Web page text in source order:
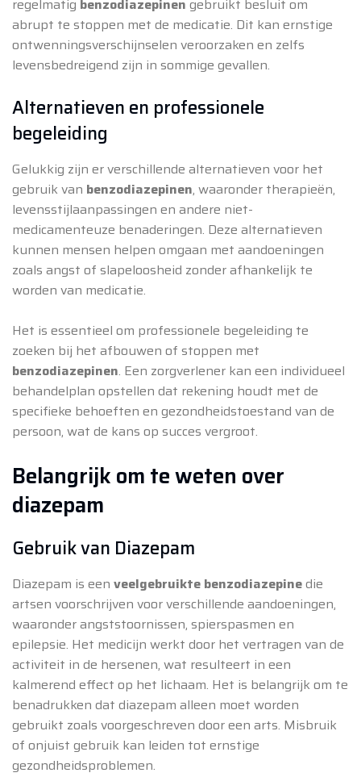
regelmatig benzodiazepinen gebruikt besluit om
abrupt te stoppen met de medicatie. Dit kan ernstige
ontwenningsverschijnselen veroorzaken en zelfs
levensbedreigend zijn in sommige gevallen.
Alternatieven en professionele
begeleiding
Gelukkig zijn er verschillende alternatieven voor het
gebruik van benzodiazepinen, waaronder therapieën,
levensstijlaanpassingen en andere niet-
medicamenteuze benaderingen. Deze alternatieven
kunnen mensen helpen omgaan met aandoeningen
zoals angst of slapeloosheid zonder afhankelijk te
worden van medicatie.
Het is essentieel om professionele begeleiding te
zoeken bij het afbouwen of stoppen met
benzodiazepinen. Een zorgverlener kan een individueel
behandelplan opstellen dat rekening houdt met de
specifieke behoeften en gezondheidstoestand van de
persoon, wat de kans op succes vergroot.
Belangrijk om te weten over
diazepam
Gebruik van Diazepam
Diazepam is een veelgebruikte benzodiazepinedie
artsen voorschrijven voor verschillende aandoeningen,
waaronder angststoornissen, spierspasmen en
epilepsie. Het medicijn werkt door het vertragen van de
activiteit in de hersenen, wat resulteert in een
kalmerend effect op het lichaam. Het is belangrijk om te
benadrukken dat diazepam alleen moet worden
gebruikt zoals voorgeschreven door een arts. Misbruik
of onjuist gebruik kan leiden tot ernstige
gezondheidsproblemen.